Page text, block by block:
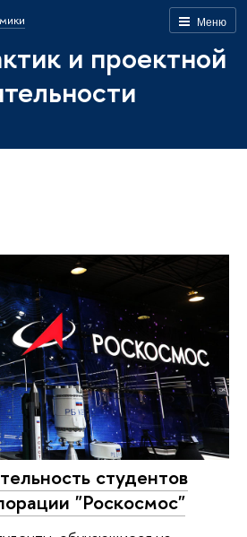
Меню
и проектной
студентов
"Роскосмос"